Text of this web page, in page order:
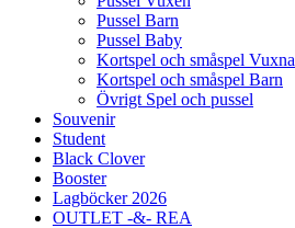
Pussel Barn
Pussel Baby
Kortspel och småspel Vuxna
Kortspel och småspel Barn
Övrigt Spel och pussel
Souvenir
Student
Black Clover
Booster
Lagböcker 2026
OUTLET -&- REA